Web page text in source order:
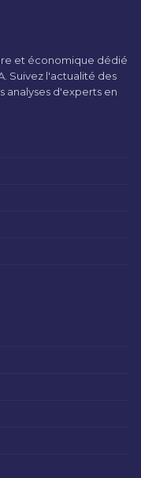
et économique dédié
Suivez l'actualité des
analyses d'experts en